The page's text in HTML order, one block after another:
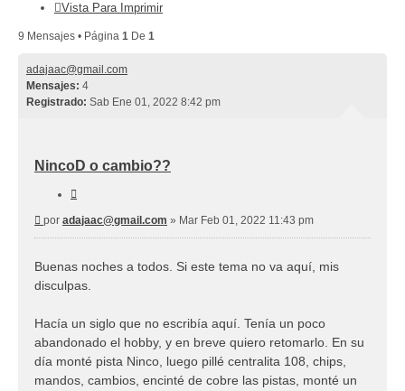
Vista Para Imprimir
9 Mensajes • Página 1 De 1
adajaac@gmail.com
Mensajes: 4
Registrado: Sab Ene 01, 2022 8:42 pm
NincoD o cambio??
Mensaje
por adajaac@gmail.com » Mar Feb 01, 2022 11:43 pm
Buenas noches a todos. Si este tema no va aquí, mis
disculpas.
Hacía un siglo que no escribía aquí. Tenía un poco
abandonado el hobby, y en breve quiero retomarlo. En su
día monté pista Ninco, luego pillé centralita 108, chips,
mandos, cambios, encinté de cobre las pistas, monté un